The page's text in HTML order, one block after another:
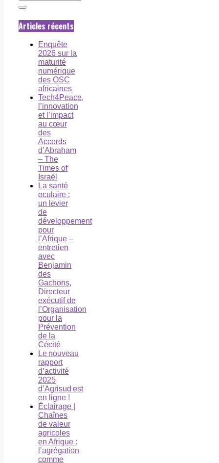
Articles récents
Enquête
2026 sur la
maturité
numérique
des OSC
africaines
Tech4Peace,
l’innovation
et l’impact
au cœur
des
Accords
d’Abraham
– The
Times of
Israël
La santé
oculaire :
un levier
de
développement
pour
l’Afrique –
entretien
avec
Benjamin
des
Gachons,
Directeur
exécutif de
l’Organisation
pour la
Prévention
de la
Cécité
Le nouveau
rapport
d’activité
2025
d’Agrisud est
en ligne !
Éclairage |
Chaînes
de valeur
agricoles
en Afrique :
l’agrégation
comme